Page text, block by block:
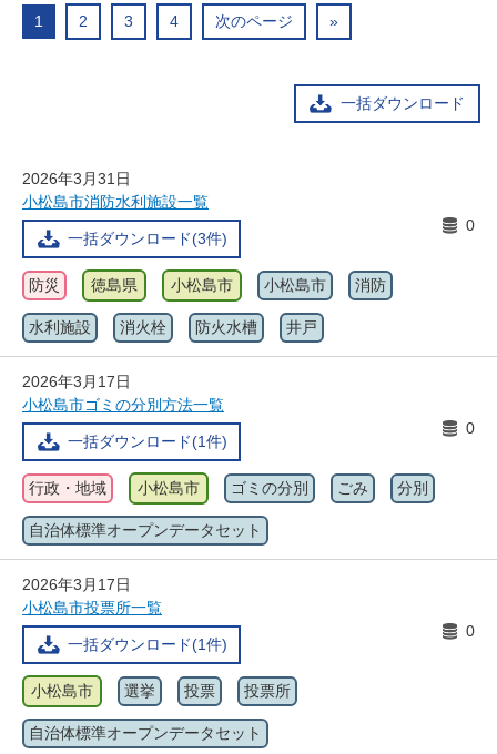
1 2 3 4 次のページ »
一括ダウンロード
2026年3月31日
小松島市消防水利施設一覧
一括ダウンロード(3件)
0
防災 徳島県 小松島市 小松島市 消防
水利施設 消火栓 防火水槽 井戸
2026年3月17日
小松島市ゴミの分別方法一覧
一括ダウンロード(1件)
0
行政・地域 小松島市 ゴミの分別 ごみ 分別
自治体標準オープンデータセット
2026年3月17日
小松島市投票所一覧
一括ダウンロード(1件)
0
小松島市 選挙 投票 投票所
自治体標準オープンデータセット